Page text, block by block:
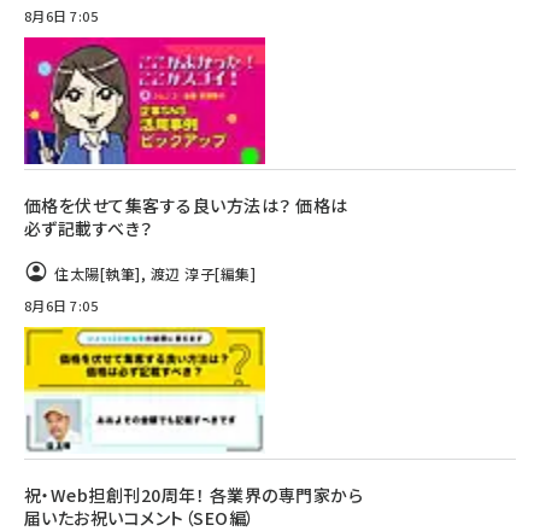
8月6日 7:05
価格を伏せて集客する良い方法は？ 価格は
必ず記載すべき？
住太陽[執筆], 渡辺 淳子[編集]
8月6日 7:05
祝・Web担創刊20周年！ 各業界の専門家から
届いたお祝いコメント（SEO編）